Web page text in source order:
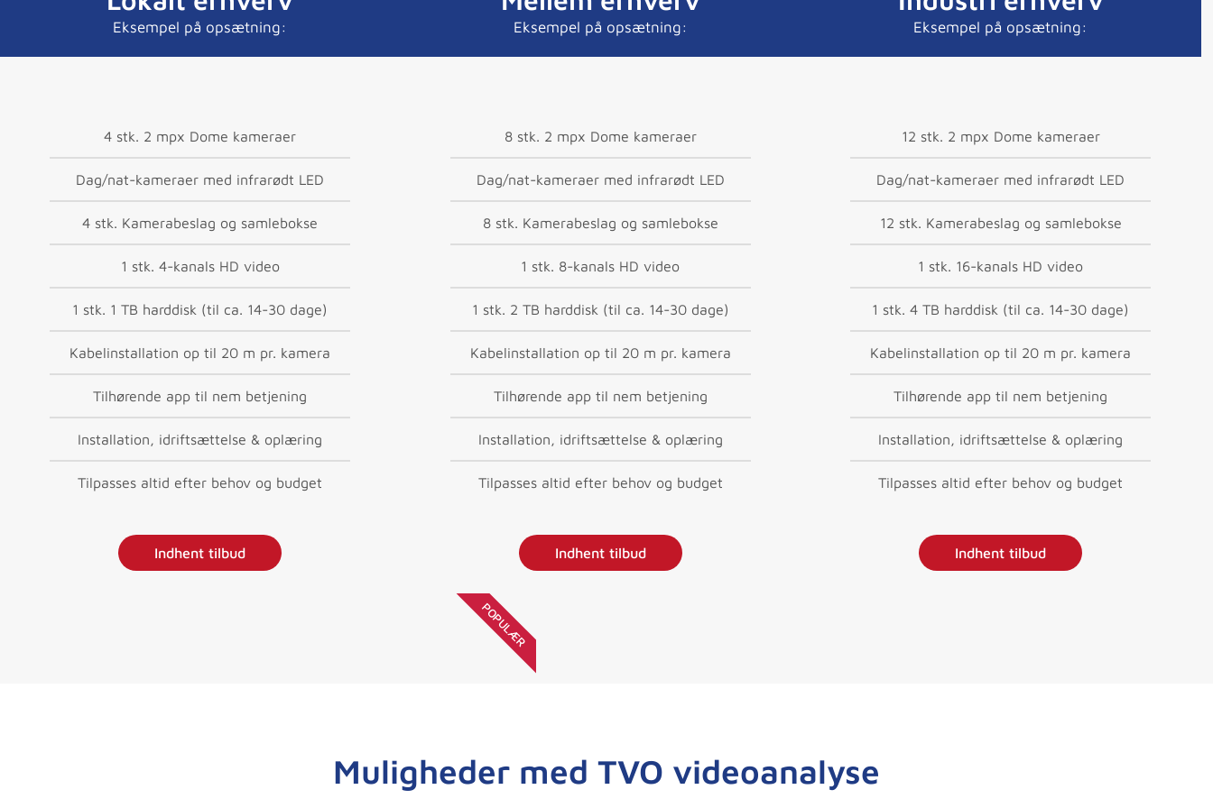
Eksempel på opsætning:
4 stk. 2 mpx Dome kameraer
Dag/nat-kameraer med infrarødt LED
4 stk. Kamerabeslag og samlebokse
1 stk. 4-kanals HD video
1 stk. 1 TB harddisk (til ca. 14-30 dage)
Kabelinstallation op til 20 m pr. kamera
Tilhørende app til nem betjening
Installation, idriftsættelse & oplæring
Tilpasses altid efter behov og budget
Indhent tilbud
Eksempel på opsætning:
8 stk. 2 mpx Dome kameraer
Dag/nat-kameraer med infrarødt LED
8 stk. Kamerabeslag og samlebokse
1 stk. 8-kanals HD video
1 stk. 2 TB harddisk (til ca. 14-30 dage)
Kabelinstallation op til 20 m pr. kamera
Tilhørende app til nem betjening
Installation, idriftsættelse & oplæring
Tilpasses altid efter behov og budget
Indhent tilbud
POPULÆR
Eksempel på opsætning:
12 stk. 2 mpx Dome kameraer
Dag/nat-kameraer med infrarødt LED
12 stk. Kamerabeslag og samlebokse
1 stk. 16-kanals HD video
1 stk. 4 TB harddisk (til ca. 14-30 dage)
Kabelinstallation op til 20 m pr. kamera
Tilhørende app til nem betjening
Installation, idriftsættelse & oplæring
Tilpasses altid efter behov og budget
Indhent tilbud
Muligheder med TVO videoanalyse